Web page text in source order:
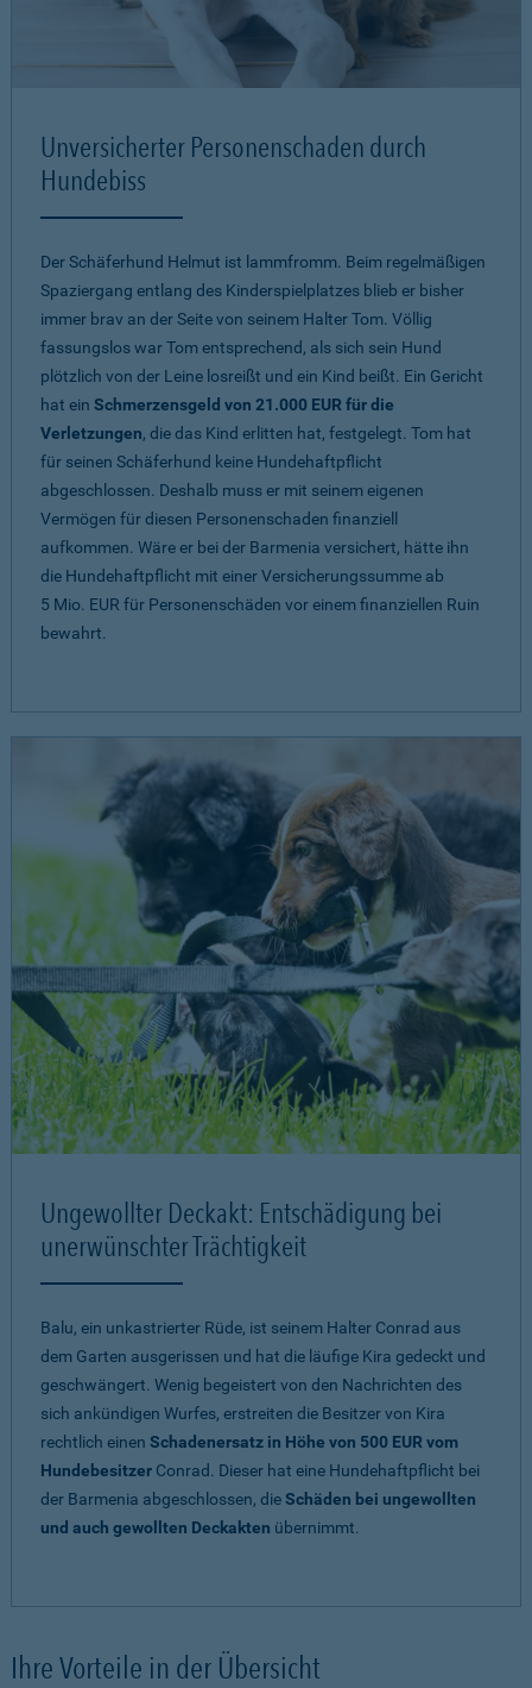
Unversicherter Personenschaden durch
Hundebiss
Der Schäferhund Helmut ist lammfromm. Beim regelmäßigen
Spaziergang entlang des Kinderspielplatzes blieb er bisher
immer brav an der Seite von seinem Halter Tom. Völlig
fassungslos war Tom entsprechend, als sich sein Hund
plötzlich von der Leine losreißt und ein Kind beißt. Ein Gericht
hat ein Schmerzensgeld von 21.000 EUR für die
Verletzungen, die das Kind erlitten hat, festgelegt. Tom hat
für seinen Schäferhund keine Hundehaftpflicht
abgeschlossen. Deshalb muss er mit seinem eigenen
Vermögen für diesen Personenschaden finanziell
aufkommen. Wäre er bei der Barmenia versichert, hätte ihn
die Hundehaftpflicht mit einer Versicherungssumme ab
5 Mio. EUR für Personenschäden vor einem finanziellen Ruin
bewahrt.
Ungewollter Deckakt: Entschädigung bei
unerwünschter Trächtigkeit
Balu, ein unkastrierter Rüde, ist seinem Halter Conrad aus
dem Garten ausgerissen und hat die läufige Kira gedeckt und
geschwängert. Wenig begeistert von den Nachrichten des
sich ankündigen Wurfes, erstreiten die Besitzer von Kira
rechtlich einen Schadenersatz in Höhe von 500 EUR vom
Hundebesitzer Conrad. Dieser hat eine Hundehaftpflicht bei
der Barmenia abgeschlossen, dieSchäden bei ungewollten
und auch gewollten Deckakten übernimmt.
Ihre Vorteile in der Übersicht